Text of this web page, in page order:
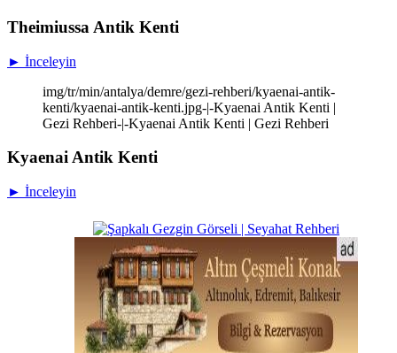
Theimiussa Antik Kenti
► İnceleyin
img/tr/min/antalya/demre/gezi-rehberi/kyaenai-antik-
kenti/kyaenai-antik-kenti.jpg-|-Kyaenai Antik Kenti |
Gezi Rehberi-|-Kyaenai Antik Kenti | Gezi Rehberi
Kyaenai Antik Kenti
► İnceleyin